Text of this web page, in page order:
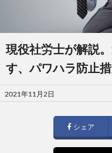
現役社労士が解説
す、パワハラ防止
投
稿
2021年11月2日
シェア